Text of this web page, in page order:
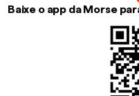
Baixe o app da Morse